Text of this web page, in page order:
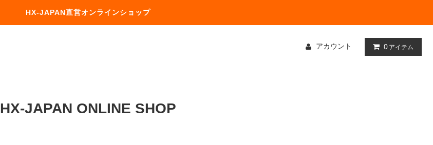
HX-JAPAN直営オンラインショップ
アカウント 0 アイテム
HX-JAPAN ONLINE SHOP